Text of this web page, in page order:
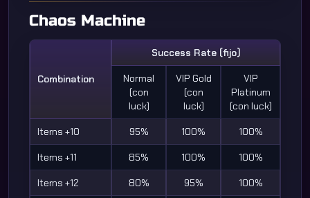
Chaos Machine
Combination
Success Rate (fijo)
Normal
(con
luck)
VIP Gold
(con
luck)
VIP
Platinum
(con luck)
Items +10 95% 100% 100%
Items +11 85% 100% 100%
Items +12 80% 95% 100%